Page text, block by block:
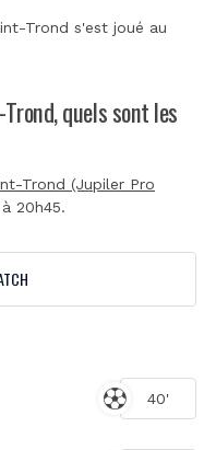
Trond s'est joué au
quels sont les
Trond (Jupiler Pro
20h45.
40'